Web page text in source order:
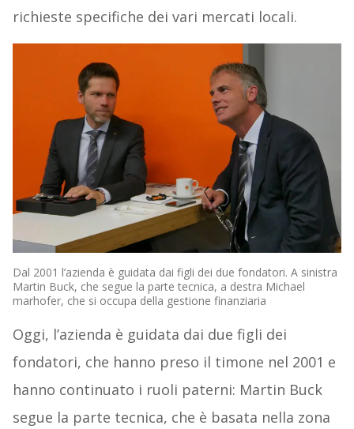
richieste specifiche dei vari mercati locali.
Dal 2001 l’azienda è guidata dai figli dei due fondatori. A sinistra
Martin Buck, che segue la parte tecnica, a destra Michael
marhofer, che si occupa della gestione finanziaria
Oggi, l’azienda è guidata dai due figli dei
fondatori, che hanno preso il timone nel 2001 e
hanno continuato i ruoli paterni: Martin Buck
segue la parte tecnica, che è basata nella zona